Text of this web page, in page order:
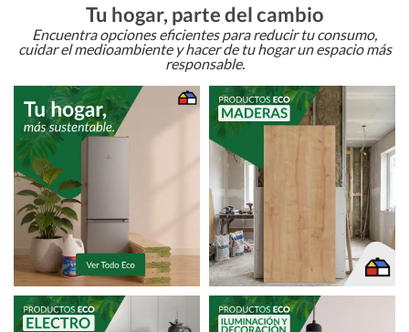
Tu hogar, parte del cambio
Encuentra opciones eficientes para reducir tu consumo,
cuidar el medioambiente y hacer de tu hogar un espacio más
responsable.